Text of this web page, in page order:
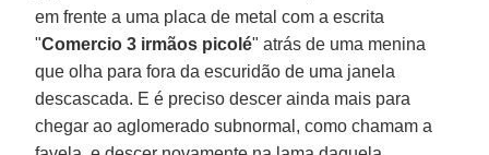
em frente a uma placa de metal com a escrita
"Comercio 3 irmãos picolé" atrás de uma menina
que olha para fora da escuridão de uma janela
descascada. E é preciso descer ainda mais para
chegar ao aglomerado subnormal, como chamam a